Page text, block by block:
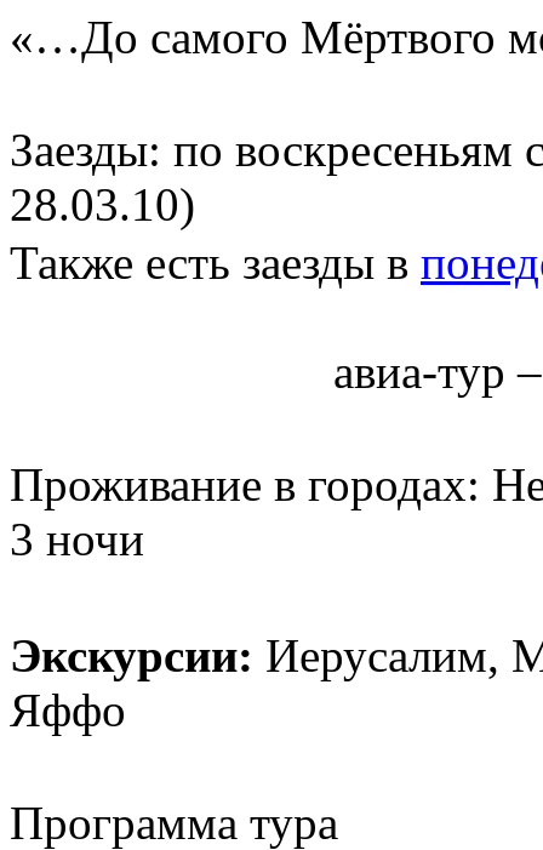
«…До самого Мёртвого
Заезды: по воскресеньям
28.03.10)
Также есть заезды в
авиа-тур
Проживание в городах:
3 ночи
Экскурсии: Иерусалим,
Яффо
Программа тура